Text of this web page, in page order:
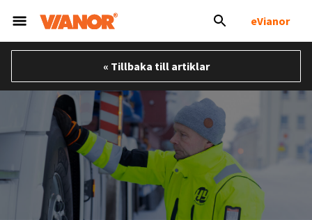
eVianor
« Tillbaka till artiklar